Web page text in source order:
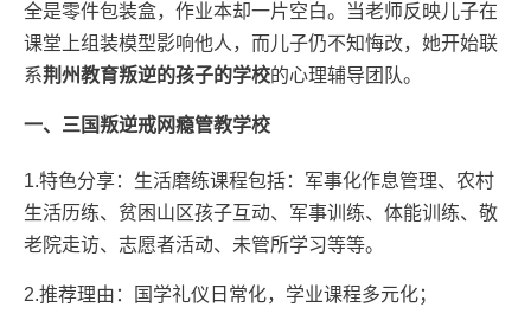
全是零件包装盒，作业本却一片空白。当老师反映儿子在
课堂上组装模型影响他人，而儿子仍不知悔改，她开始联
系荆州教育叛逆的孩子的学校的心理辅导团队。
一、三国叛逆戒网瘾管教学校
1.特色分享：生活磨练课程包括：军事化作息管理、农村
生活历练、贫困山区孩子互动、军事训练、体能训练、敬
老院走访、志愿者活动、未管所学习等等。
2.推荐理由：国学礼仪日常化，学业课程多元化；